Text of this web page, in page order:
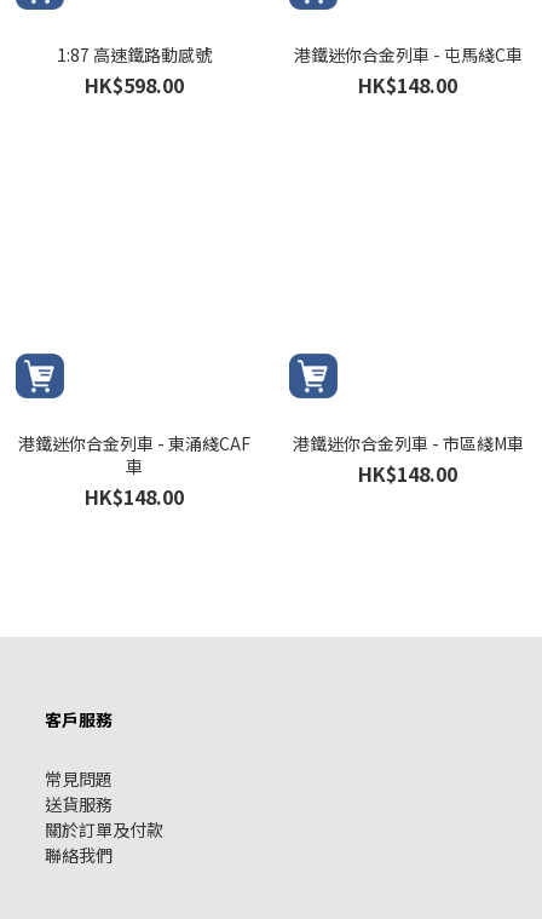
1:87 高速鐵路動感號
HK$598.00
港鐵迷你合金列車 - 屯馬綫C車
HK$148.00
港鐵迷你合金列車 - 東涌綫CAF
車
HK$148.00
港鐵迷你合金列車 - 市區綫M車
HK$148.00
客戶服務
常見問題
送貨服務
關於訂單及付款
聯絡我們